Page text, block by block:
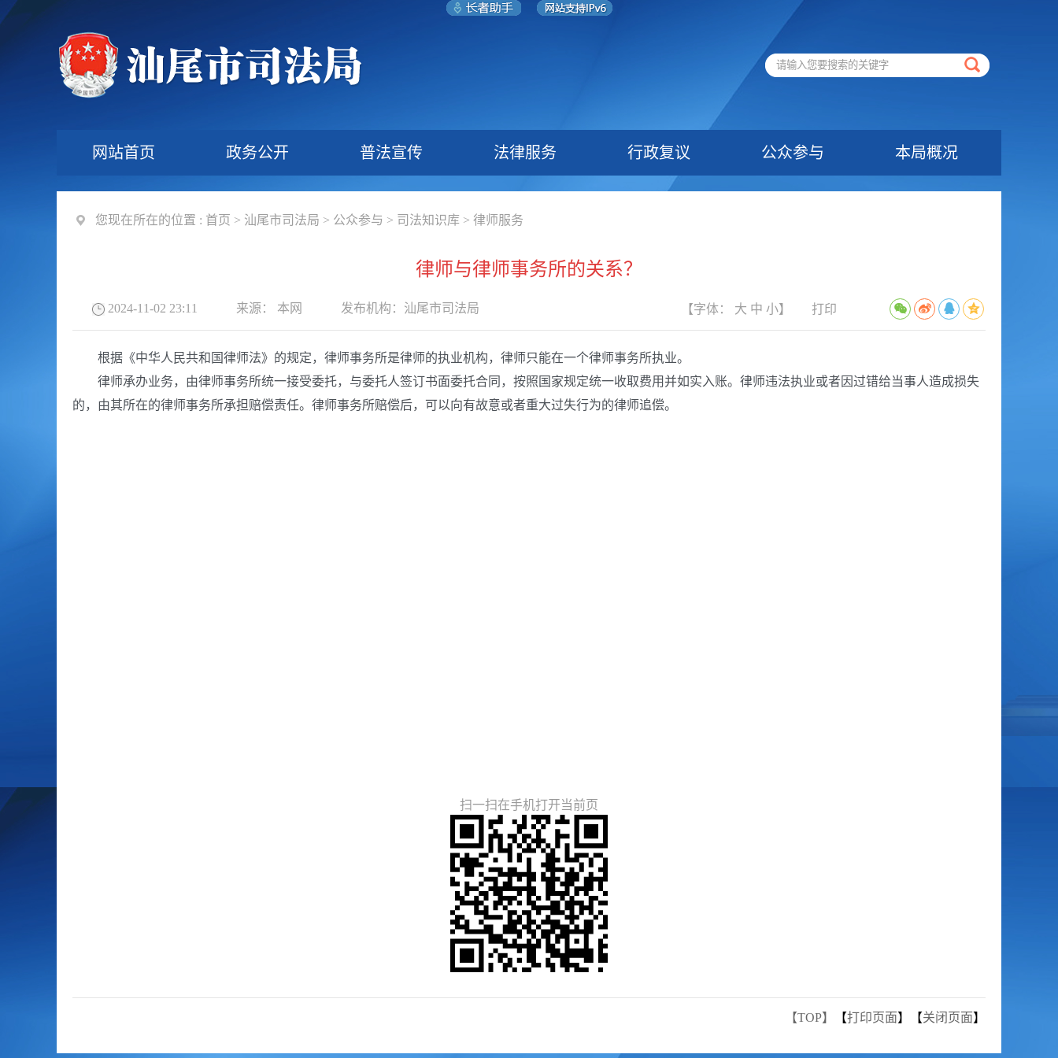
网站首页 政务公开 普法宣传 法律服务 行政复议 公众参与 本局概况
您现在所在的位置 : 首页 > 汕尾市司法局 > 公众参与 > 司法知识库 > 律师服务
律师与律师事务所的关系？
2024-11-02 23:11 来源： 本网 发布机构： 汕尾市司法局 【字体： 大 中 小】 打印
根据《中华人民共和国律师法》的规定，律师事务所是律师的执业机构，律师只能在一个律师事务所执业。
律师承办业务，由律师事务所统一接受委托，与委托人签订书面委托合同，按照国家规定统一收取费用并如实入账。律师违法执业或者因过错给当事人造成损失
的，由其所在的律师事务所承担赔偿责任。律师事务所赔偿后，可以向有故意或者重大过失行为的律师追偿。
扫一扫在手机打开当前页
【TOP】 【打印页面】【关闭页面】